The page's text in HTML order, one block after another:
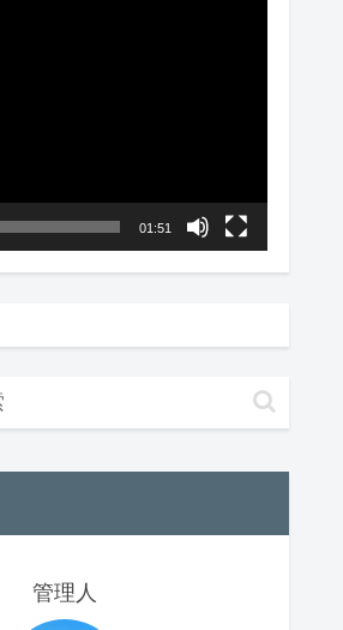
01:51
管理人